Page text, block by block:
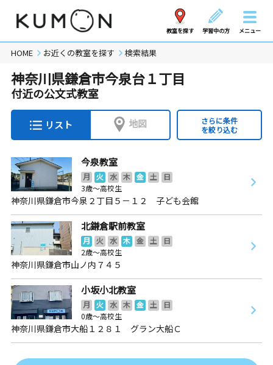
教室を探す 学習中の方 メニュー
HOME お近くの教室を探す 検索結果
神奈川県鎌倉市今泉台１丁目
付近の公文式教室
リスト 地図
さらに条件
を絞り込む
今泉教室
月 火 水 木 金 土
日
3歳～高校生
神奈川県鎌倉市今泉２丁目５－１２ 子ども会館
北鎌倉駅前教室
月 火 水 木 金 土
日
2歳～高校生
神奈川県鎌倉市山ノ内７４５
小坂小北教室
月 火 水 木 金 土
日
0歳～高校生
神奈川県鎌倉市大船１２８１ グラン大船Ｃ